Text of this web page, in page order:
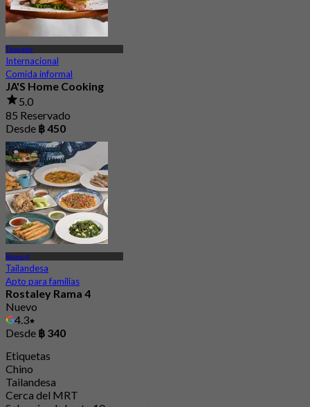
Thonglor
Internacional
Comida informal
JA'S Home Cooking
5.0
85 Reservado
Desde ฿ 450
Rama 4
Tailandesa
Apto para familias
Rostaley Rama 4
Nuevo
4.3
Desde ฿ 340
Etiquetas
Chino
Tailandesa
Cerca del MRT